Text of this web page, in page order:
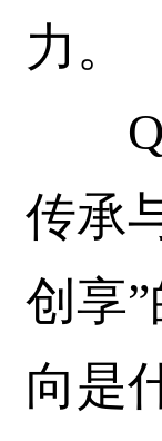
力。
Q
传承
创享
向是